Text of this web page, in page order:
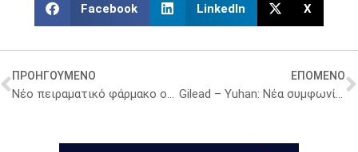
Facebook LinkedIn X
ΠΡΟΗΓΟΥΜΕΝΟ
Νέο πειραματικό φάρμακο οδηγεί σε απώλεια του 30% του σωματικού βάρους
ΕΠΟΜΕΝΟ
Gilead – Yuhan: Νέα συμφωνία 139,8 εκατ. για δραστικές ουσίες